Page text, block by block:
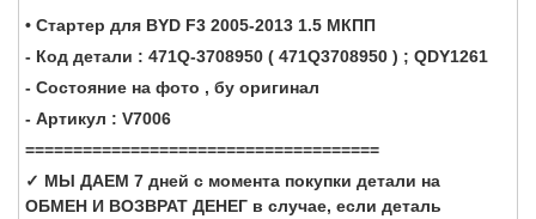
• Стартер для BYD F3 2005-2013 1.5 МКПП
- Код детали : 471Q-3708950 ( 471Q3708950 ) ; QDY1261
- Состояние на фото , бу оригинал
- Артикул : V7006
=====================================
✓ МЫ ДАЕМ 7 дней с момента покупки детали на
ОБМЕН И ВОЗВРАТ ДЕНЕГ в случае, если деталь